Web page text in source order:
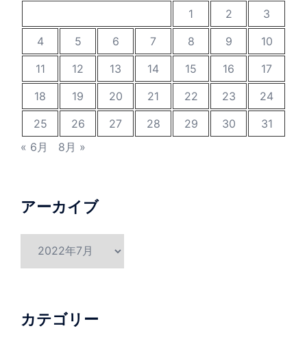
1
2
3
4
5 6 7 8 9
10
11
12 13 14 15 16
17
18
19 20 21 22 23
24
25
26 27 28 29 30
31
« 6月
8月 »
アーカイブ
ブ
カテゴリー